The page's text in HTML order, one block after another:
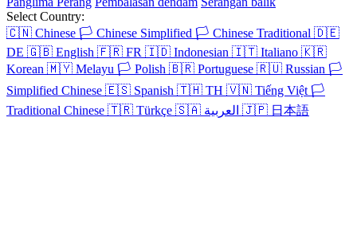
Kemudian, marah karena para panglima perang mengorbankan
rakyat jelata dan merekrut Warrior Saint of the Wokou sebagai
sekutu kemenangan, ia memanggil pejuang Lü Bu untuk
mengalahkan mereka. Hal ini memberikannya julukan sebagai
penguasa perkasa di mata istana, sehingga Jin Wang yang berencana
memberontak dan merebut tahta pun harus ekstra hati-hati dan
merencanakan tipu muslihat terhadap Chu Yang.
Miskin Jadi Kaya Teka-Teki Identitas